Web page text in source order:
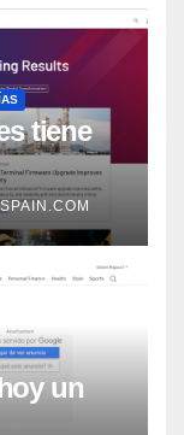
tiene
un